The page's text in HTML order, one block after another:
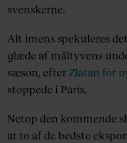
svenskerne.
Alt imens spekuleres
glæde af måltyvens
sæson, efterZlatan for
stoppede i Paris.
Netop den kommende
at to af de bedste